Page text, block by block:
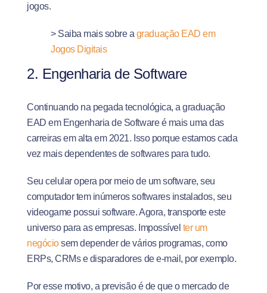
jogos.
> Saiba mais sobre a graduação EAD em
Jogos Digitais
2. Engenharia de Software
Continuando na pegada tecnológica, a graduação
EAD em Engenharia de Software é mais uma das
carreiras em alta em 2021. Isso porque estamos cada
vez mais dependentes de softwares para tudo.
Seu celular opera por meio de um software, seu
computador tem inúmeros softwares instalados, seu
videogame possui software. Agora, transporte este
universo para as empresas. Impossível ter um
negóciosem depender de vários programas, como
ERPs, CRMs e disparadores de e-mail, por exemplo.
Por esse motivo, a previsão é de que o mercado de